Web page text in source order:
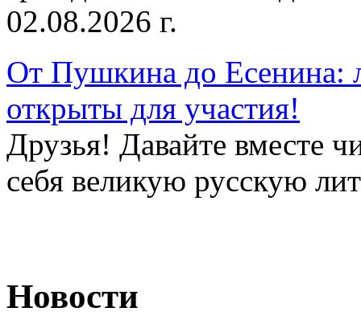
02.08.2026 г.
От Пушкина до Есенина:
открыты для участия!
Друзья! Давайте вместе
себя великую русскую
Новости